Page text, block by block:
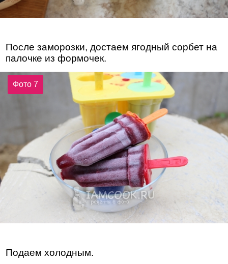
После заморозки, достаем ягодный сорбет на
палочке из формочек.
Фото 7
Подаем холодным.